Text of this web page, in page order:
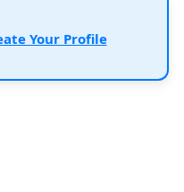
Your Profile